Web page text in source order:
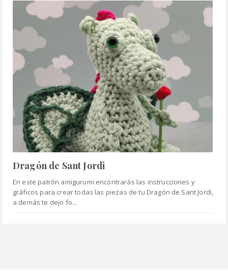
Dragón de Sant Jordi
En este patrón amigurumi encontrarás las instrucciones y
gráficos para crear todas las piezas de tu Dragón de Sant Jordi,
a demás te dejo fo...